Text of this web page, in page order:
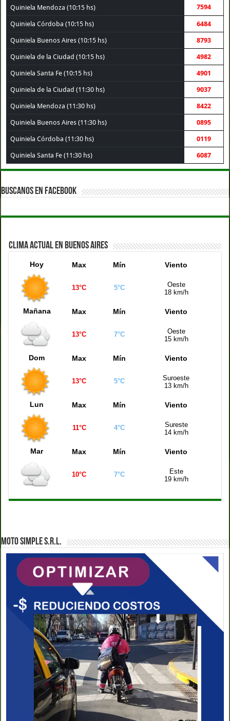
Quiniela Mendoza (10:15 hs) 7594
Quiniela Córdoba (10:15 hs) 6484
Quiniela Buenos Aires (10:15 hs) 8793
Quiniela de la Ciudad (10:15 hs) 4982
Quiniela Santa Fe (10:15 hs) 4901
Quiniela de la Ciudad (11:30 hs) 9037
Quiniela Mendoza (11:30 hs) 8422
Quiniela Buenos Aires (11:30 hs) 0895
Quiniela Córdoba (11:30 hs) 0119
Quiniela Santa Fe (11:30 hs) 6087
BUSCANOS EN FACEBOOK
CLIMA ACTUAL EN BUENOS AIRES
Hoy Max Mín Viento
13°C 5°C
Oeste
18 km/h
Mañana Max Mín Viento
13°C 7°C
Oeste
15 km/h
Dom Max Mín Viento
13°C 5°C
Suroeste
13 km/h
Lun Max Mín Viento
11°C 4°C
Sureste
14 km/h
Mar Max Mín Viento
10°C 7°C
Este
19 km/h
MOTO SIMPLE S.R.L.